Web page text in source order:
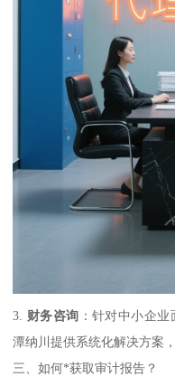
3. 财务咨询 ：针对中小企
潭纳川提供系统化解决方案
三、如何*获取审计报告？